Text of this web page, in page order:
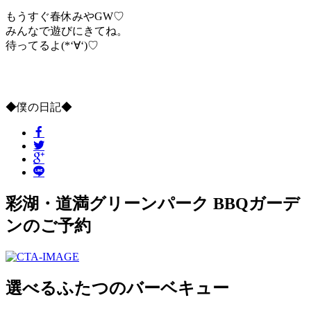
もうすぐ春休みやGW♡
みんなで遊びにきてね。
待ってるよ(*‘∀‘)♡
◆僕の日記◆
彩湖・道満グリーンパーク BBQガーデ
ンのご予約
選べるふたつのバーベキュー